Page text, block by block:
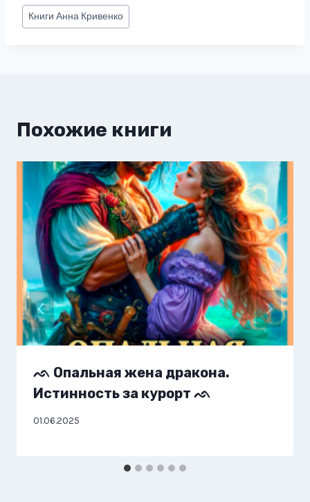
Метки
записи:
КнигиАнна Кривенко
Похожие книги
ᨒ Опальная жена дракона.
Истинность за курорт ᨒ
01.06.2025